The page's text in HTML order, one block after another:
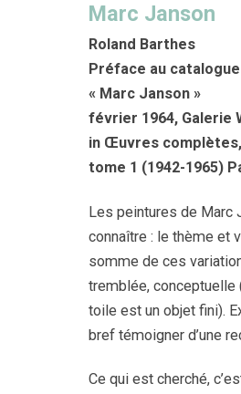
Marc Janson
Roland Barthes
Préface au
« Marc Janson »
février 1964, Galerie
in Œuvres complètes,
tome 1 (1942-1965)
Les peintures de Marc
connaître : le thème et
somme de ces
tremblée, conceptuelle
toile est un objet fini).
bref témoigner d’une
Ce qui est cherché,